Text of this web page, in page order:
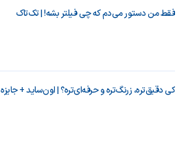
فقط من دستور می‌دم که چی فیلتر بشه! | تک‌تاک
کی دقیق‌تره، زرنگ‌تره و حرفه‌ای‌تره؟ | اون‌ساید + جایزه